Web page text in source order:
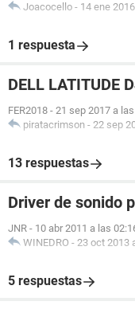
Joacocello - 14 ene
1 respuesta
DELL LATITUDE
FER2018 - 21 sep 2017 a
piratacrimson - 22 sep
13 respuestas
Driver de sonido
JNR - 10 abr 2011 a las
WINEDRO - 23 oct 2013
5 respuestas